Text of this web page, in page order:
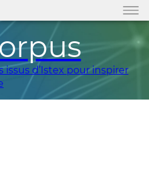
d’Istex pour inspirer